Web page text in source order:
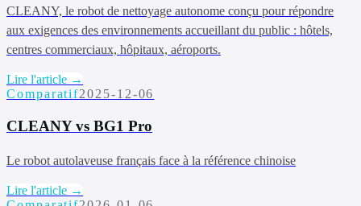
CLEANY, le robot de nettoyage autonome conçu pour répondre
aux exigences des environnements accueillant du public : hôtels,
centres commerciaux, hôpitaux, aéroports.
Lire l'article →
Comparatif2025-12-06
CLEANY vs BG1 Pro
Le robot autolaveuse français face à la référence chinoise
Lire l'article →